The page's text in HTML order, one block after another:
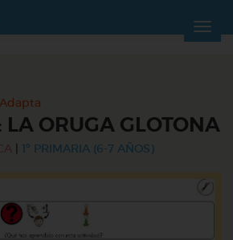
LA ORUGA GLOTONA
1º PRIMARIA (6-7 AÑOS)